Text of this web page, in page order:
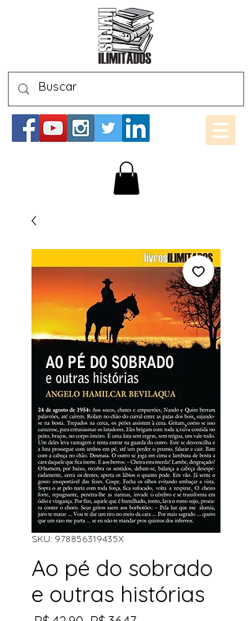
SKU: 978856319435X
Ao pé do sobrado
e outras histórias